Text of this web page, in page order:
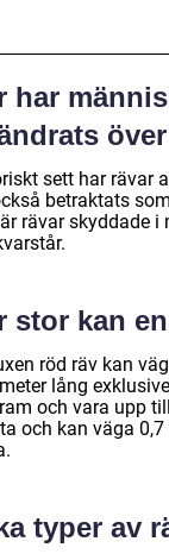
har
sett har rävar
betraktats
rävar skyddade
stor kan
röd räv kan
lång
och vara upp
och kan väga
typer av